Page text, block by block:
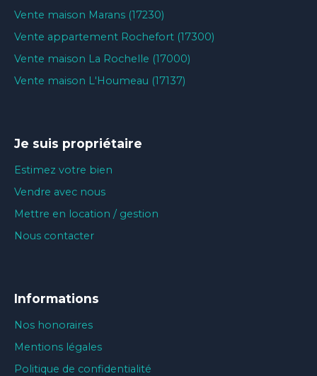
Vente maison Marans (17230)
Vente appartement Rochefort (17300)
Vente maison La Rochelle (17000)
Vente maison L'Houmeau (17137)
Je suis propriétaire
Estimez votre bien
Vendre avec nous
Mettre en location / gestion
Nous contacter
Informations
Nos honoraires
Mentions légales
Politique de confidentialité